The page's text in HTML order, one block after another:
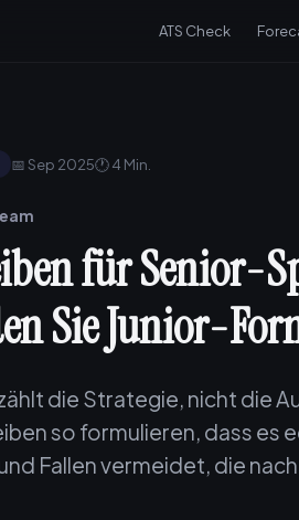
ATS Check
📅 Sep 2025🕐 4 Min.
für Senior-
Sie Junior-
die Strategie, nicht die
so formulieren, dass es
Fallen vermeidet, die